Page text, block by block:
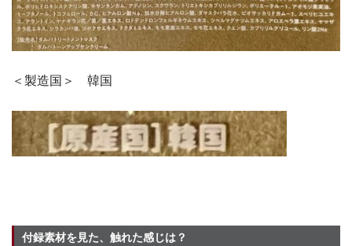
＜製造国＞ 韓国
付録素材を見た、触れた感じは？